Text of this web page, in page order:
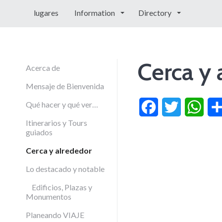
lugares Information Directory
Acerca de
Mensaje de Bienvenida
Qué hacer y qué ver…
Itinerarios y Tours
guiados
Cerca y alrededor
Lo destacado y notable
Edificios, Plazas y
Monumentos
Planeando VIAJE
Cerca y
FacebookTwitter